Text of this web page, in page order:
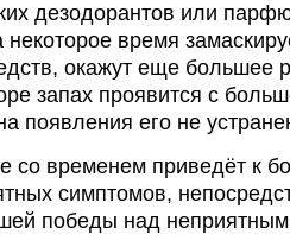
дезодорантов или
время
окажут еще большее
запах проявится с
появления его не
со временем приведёт к
симптомов,
победы над